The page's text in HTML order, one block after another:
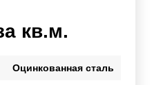
кв.м.
Оцинкованная сталь